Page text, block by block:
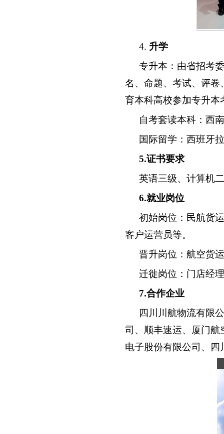
4. 升学
专升本：由省招考
名、命题、考试、评卷
育本科高校参加专升本
自考套读本科：西
国际留学：西班牙
5.证书要求
英语三级、计算机
6.就业岗位
初始岗位：民航货
客户运营员等。
晋升岗位：航空货
迁徙岗位：门店经
7.合作企业
四川川航物流有限
司、顺丰速运、厦门航
电子股份有限公司、四